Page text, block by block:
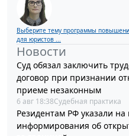
Выберите тему программы
для юристов ...
Новости
Суд обязал заключить
договор при признании
приеме незаконным
6 авг 18:38Судебная практика
Резидентам РФ указали
информирования об